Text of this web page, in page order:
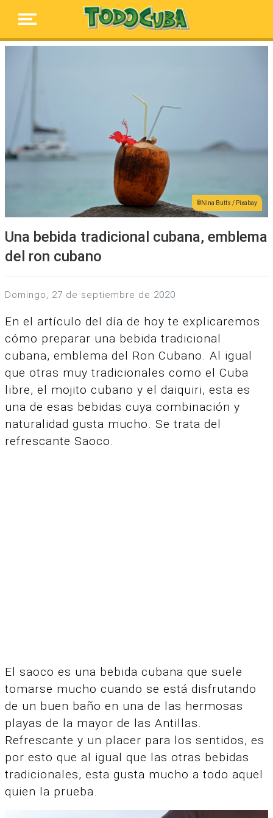
Nina Butts / Pixabay
Una bebida tradicional cubana, emblema
del ron cubano
domingo, 27 de septiembre de 2020
En el artículo del día de hoy te explicaremos
cómo preparar una bebida tradicional
cubana, emblema del Ron Cubano. Al igual
que otras muy tradicionales como el Cuba
libre, el mojito cubano y el daiquiri, esta es
una de esas bebidas cuya combinación y
naturalidad gusta mucho. Se trata del
refrescante Saoco.
El saoco es una bebida cubana que suele
tomarse mucho cuando se está disfrutando
de un buen baño en una de las hermosas
playas de la mayor de las Antillas.
Refrescante y un placer para los sentidos, es
por esto que al igual que las otras bebidas
tradicionales, esta gusta mucho a todo aquel
quien la prueba.